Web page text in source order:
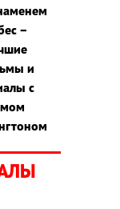
–
и
с